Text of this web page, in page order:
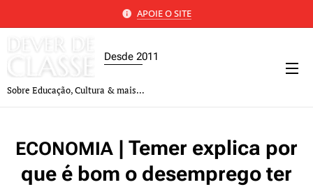
APOIE O SITE
Desde 2011
Sobre Educação, Cultura & mais...
ECONOMIA | Temer explica por
que é bom o desemprego ter